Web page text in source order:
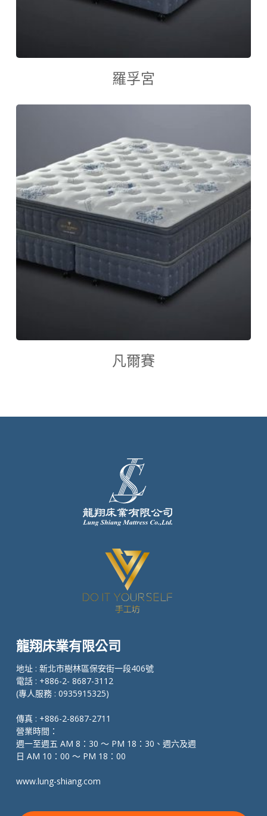
查看內容
羅孚宮
查看內容
凡爾賽
龍翔床業有限公司
地址 : 新北市樹林區保安街一段406號
電話 : +886-2- 8687-3112
(專人服務 : 0935915325)
傳真 : +886-2-8687-2711
營業時間：
週一至週五 AM 8：30 ～ PM 18：30、週六及週
日 AM 10：00 ～ PM 18：00
www.lung-shiang.com